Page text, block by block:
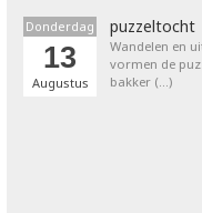
Donderdag
13
Augustus
puzzeltocht
Wandelen en
vormen de
bakker (…)